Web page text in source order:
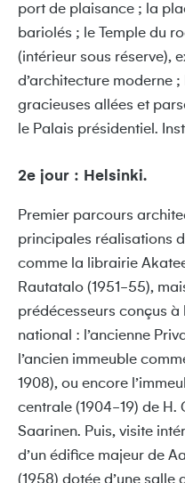
port de plaisance ; la
bariolés ; le Temple du
(intérieur sous réserve),
d’architecture moderne
gracieuses allées et
le Palais présidentiel.
2e jour : Helsinki.
Premier parcours
principales réalisations
comme la librairie
Rautatalo (1951-55),
prédécesseurs conçus
national : l’ancienne
l’ancien immeuble
1908), ou encore
centrale (1904-19) de H.
Saarinen. Puis, visite
d’un édifice majeur de
(1958) dotée d’une